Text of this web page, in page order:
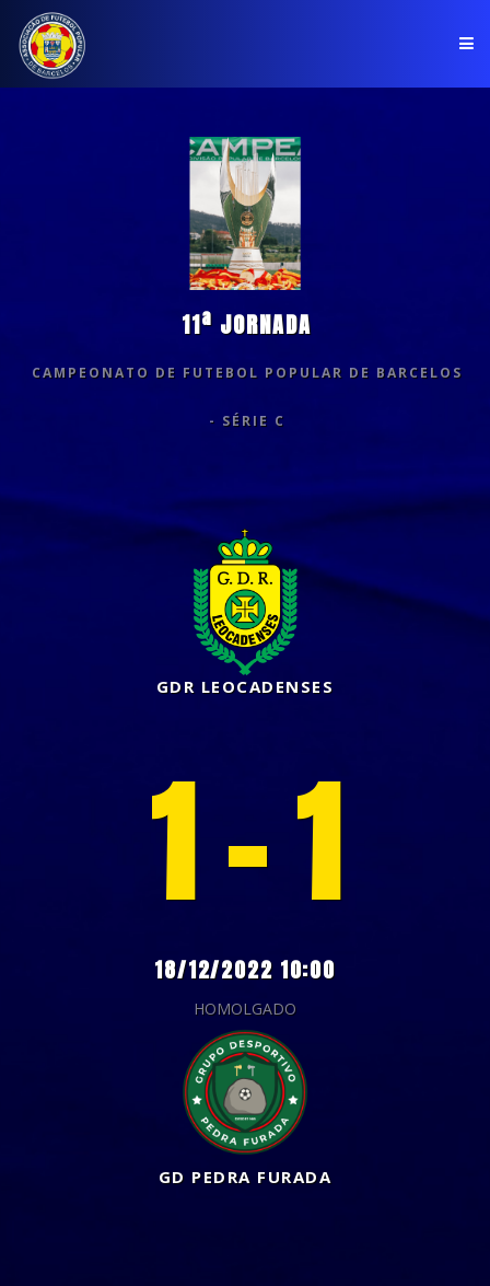
CLUBES
11ª JORNADA
CAMPEONATO DE FUTEBOL POPULAR DE BARCELOS
- SÉRIE C
GDR LEOCADENSES
1 - 1
18/12/2022 10:00
HOMOLGADO
GD PEDRA FURADA